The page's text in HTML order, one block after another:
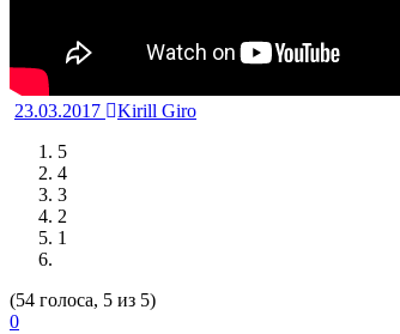
23.03.2017
Kirill Giro
5
4
3
2
1
(54 голоса, 5 из 5)
0